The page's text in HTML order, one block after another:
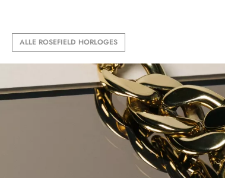
ALLE ROSEFIELD HORLOGES